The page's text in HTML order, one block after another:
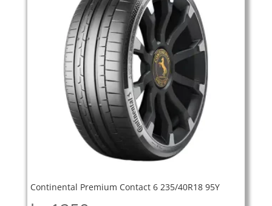
Continental Premium Contact 6 235/40R18 95Y